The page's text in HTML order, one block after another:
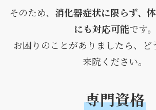
そのため、 消化器症状に限らず、
にも対応可能です。
お困りのことがありましたら、ど
来院ください。
専門資格